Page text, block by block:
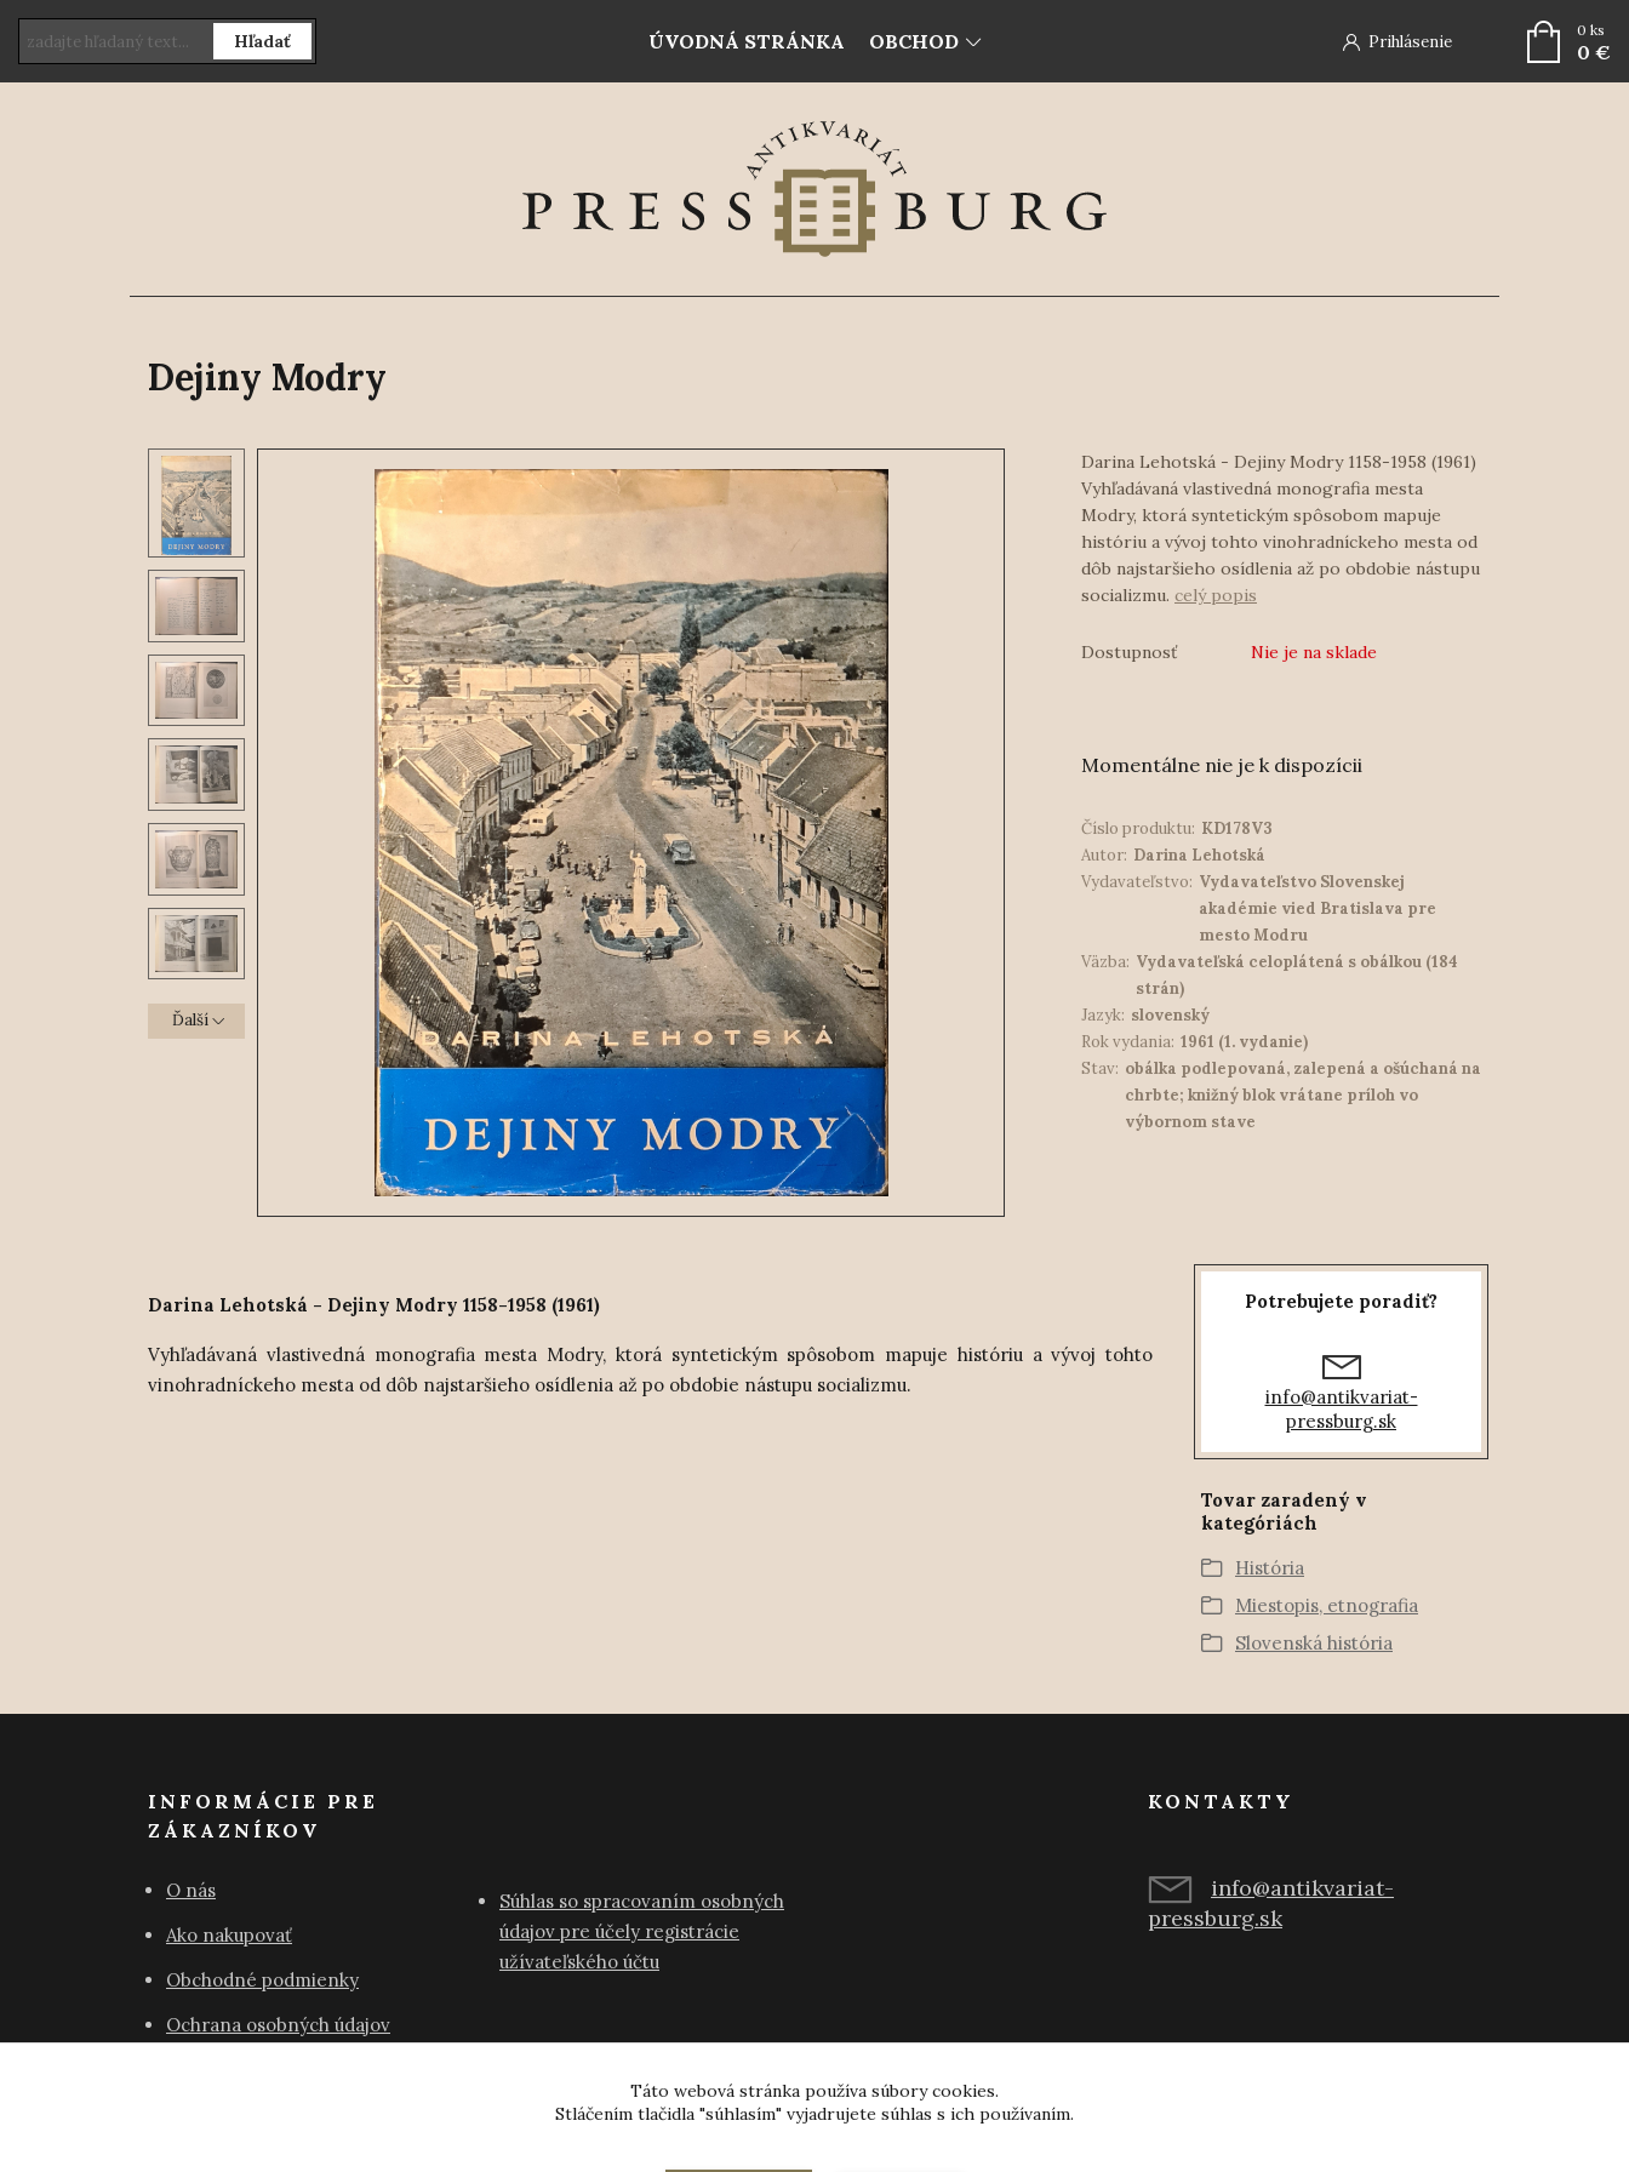
ÚVODNÁ STRÁNKA OBCHOD Prihlásenie
Hľadať
0 ks
0 €
Dejiny Modry
Ďalší
Darina Lehotská - Dejiny Modry 1158-1958 (1961)
Vyhľadávaná vlastivedná monografia mesta
Modry, ktorá syntetickým spôsobom mapuje
históriu a vývoj tohto vinohradníckeho mesta od
dôb najstaršieho osídlenia až po obdobie nástupu
socializmu. celý popis
Dostupnosť Nie je na sklade
Momentálne nie je k dispozícii
Číslo produktu: KD178V3
Autor: Darina Lehotská
Vydavateľstvo: Vydavateľstvo Slovenskej
akadémie vied Bratislava pre
mesto Modru
Väzba: Vydavateľská celoplátená s obálkou (184
strán)
Jazyk: slovenský
Rok vydania: 1961 (1. vydanie)
Stav: obálka podlepovaná, zalepená a ošúchaná na
chrbte; knižný blok vrátane príloh vo
výbornom stave
Darina Lehotská - Dejiny Modry 1158-1958 (1961)
Vyhľadávaná vlastivedná monografia mesta Modry, ktorá syntetickým spôsobom mapuje históriu a vývoj tohto
vinohradníckeho mesta od dôb najstaršieho osídlenia až po obdobie nástupu socializmu.
Potrebujete poradiť?
info@antikvariat-
pressburg.sk
Tovar zaradený v
kategóriách
História
Miestopis, etnografia
Slovenská história
INFORMÁCIE PRE
ZÁKAZNÍKOV
O nás
Ako nakupovať
Obchodné podmienky
Ochrana osobných údajov
Súhlas so spracovaním osobných
údajov pre účely registrácie
užívateľského účtu
KONTAKTY
info@antikvariat-
pressburg.sk
Táto webová stránka používa súbory cookies.
Stláčením tlačidla "súhlasím" vyjadrujete súhlas s ich používaním.